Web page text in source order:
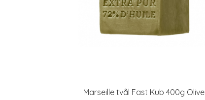
Marseille tvål Fast Kub 400g Olive